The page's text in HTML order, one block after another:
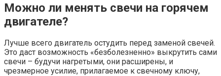
Можно ли менять свечи на горячем
двигателе?
Лучше всего двигатель остудить перед заменой свечей.
Это даст возможность «безболезненно» выкрутить сами
свечи – будучи нагретыми, они расширены, и
чрезмерное усилие, прилагаемое к свечному ключу,